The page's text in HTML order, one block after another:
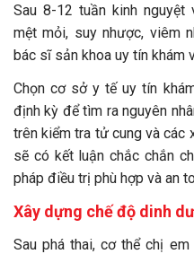
Sau 8-12 tuần kinh nguyệt
mệt mỏi, suy nhược, viêm
bác sĩ sản khoa uy tín khám
Chọn cơ sở y tế uy tín
định kỳ để tìm ra nguyên
trên kiểm tra tử cung và các
sẽ có kết luận chắc chắn
pháp điều trị phù hợp và an
Xây dựng chế độ dinh
Sau phá thai, cơ thể chị